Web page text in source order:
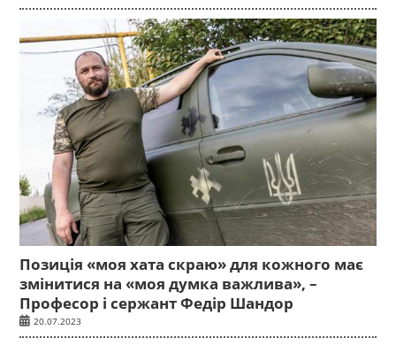
Позиція «моя хата скраю» для кожного має
змінитися на «моя думка важлива», –
Професор і сержант Федір Шандор
20.07.2023